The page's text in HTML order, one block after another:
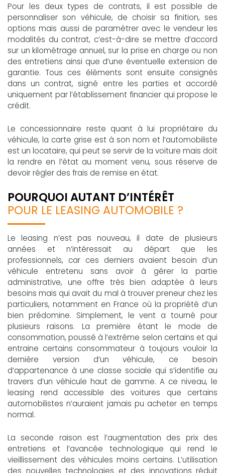
Pour les deux types de contrats, il est possible de
personnaliser son véhicule, de choisir sa finition, ses
options mais aussi de paramétrer avec le vendeur les
modalités du contrat, c’est-à-dire se mettre d’accord
sur un kilométrage annuel, sur la prise en charge ou non
des entretiens ainsi que d’une éventuelle extension de
garantie. Tous ces éléments sont ensuite consignés
dans un contrat, signé entre les parties et accordé
uniquement par l’établissement financier qui propose le
crédit.
Le concessionnaire reste quant à lui propriétaire du
véhicule, la carte grise est à son nom et l’automobiliste
est un locataire, qui peut se servir de la voiture mais doit
la rendre en l’état au moment venu, sous réserve de
devoir régler des frais de remise en état.
POURQUOI AUTANT D’INTÉRÊT
POUR LE LEASING AUTOMOBILE ?
Le leasing n’est pas nouveau, il date de plusieurs
années et n’intéressait au départ que les
professionnels, car ces derniers avaient besoin d’un
véhicule entretenu sans avoir à gérer la partie
administrative, une offre très bien adaptée à leurs
besoins mais qui avait du mal à trouver preneur chez les
particuliers, notamment en France où la propriété d’un
bien prédomine. Simplement, le vent a tourné pour
plusieurs raisons. La première étant le mode de
consommation, poussé à l’extrême selon certains et qui
entraine certains consommateur à toujours vouloir la
dernière version d’un véhicule, ce besoin
d’appartenance à une classe sociale qui s’identifie au
travers d’un véhicule haut de gamme. A ce niveau, le
leasing rend accessible des voitures que certains
automobilistes n’auraient jamais pu acheter en temps
normal.
La seconde raison est l’augmentation des prix des
entretiens et l’avancée technologique qui rend le
vieillissement des véhicules moins certains. L’utilisation
des nouvelles technologies et des innovations réduit